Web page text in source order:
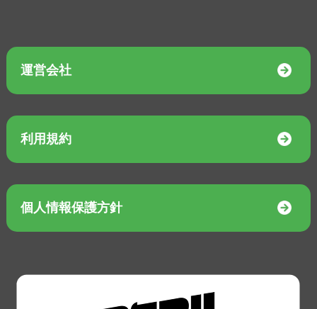
運営会社
利用規約
個人情報保護方針